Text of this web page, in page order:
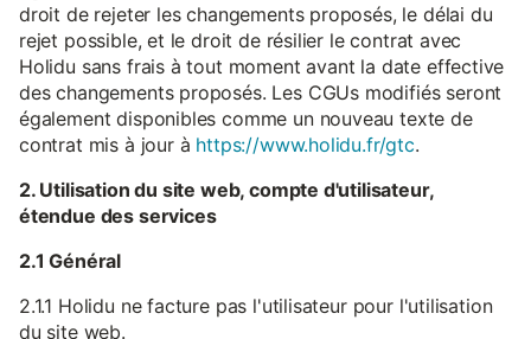
droit de rejeter les changements proposés, le délai du
rejet possible, et le droit de résilier le contrat avec
Holidu sans frais à tout moment avant la date effective
des changements proposés. Les CGUs modifiés seront
également disponibles comme un nouveau texte de
contrat mis à jour à https://www.holidu.fr/gtc.
2. Utilisation du site web, compte d'utilisateur,
étendue des services
2.1 Général
2.1.1 Holidu ne facture pas l'utilisateur pour l'utilisation
du site web.